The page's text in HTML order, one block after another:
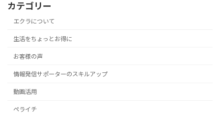
カテゴリー
エクラについて
生活をちょっとお得に
お客様の声
情報発信サポーターのスキルアップ
動画活用
ペライチ